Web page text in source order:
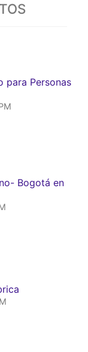
para Personas
Bogotá en